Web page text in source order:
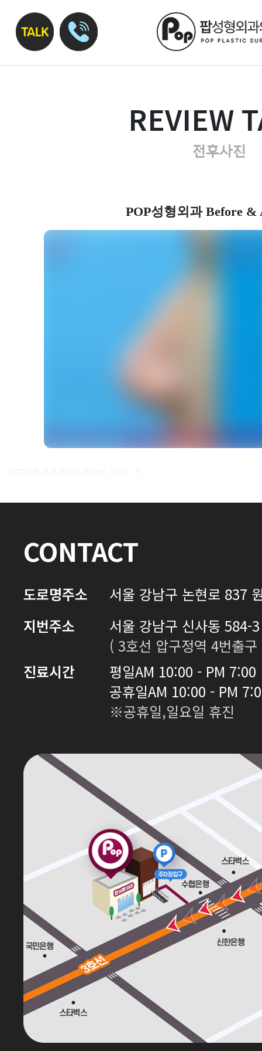
REVIEW
전후사진
POP성형외과 Before &
POP성형외과 Before &amp; After - 코
CONTACT
도로명주소
서울 강남구 논현로 837
지번주소
서울 강남구 신사동 584-
( 3호선 압구정역 4번출
진료시간
평일AM 10:00 - PM 7:00
공휴일AM 10:00 - PM
※공휴일,일요일 휴진